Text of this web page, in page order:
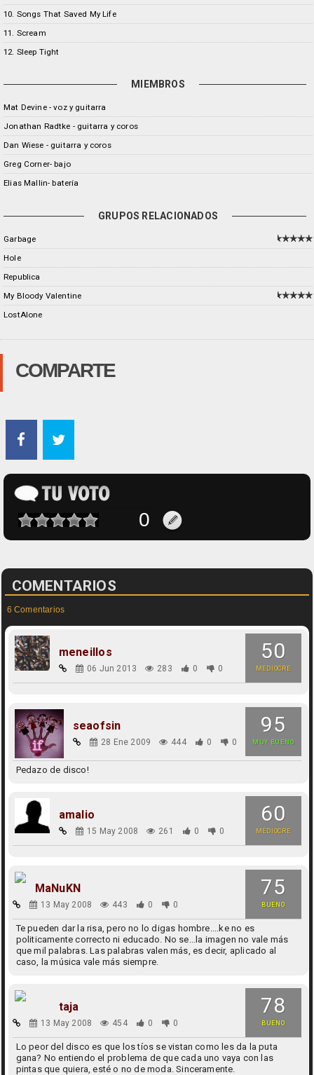
10. Songs That Saved My Life
11. Scream
12. Sleep Tight
MIEMBROS
Mat Devine - voz y guitarra
Jonathan Radtke - guitarra y coros
Dan Wiese - guitarra y coros
Greg Corner- bajo
Elias Mallin- batería
GRUPOS RELACIONADOS
Garbage
Hole
Republica
My Bloody Valentine
LostAlone
COMPARTE
COMENTARIOS
6 Comentarios
50
MEDIOCRE
meneillos
06 Jun 2013 283 0 0
95
MUY BUENO
seaofsin
28 Ene 2009 444 0 0
Pedazo de disco!
60
MEDIOCRE
amalio
15 May 2008 261 0 0
75
BUENO
MaNuKN
13 May 2008 443 0 0
Te pueden dar la risa, pero no lo digas hombre....ke no es
politicamente correcto ni educado. No se...la imagen no vale más
que mil palabras. Las palabras valen más, es decir, aplicado al
caso, la música vale más siempre.
78
BUENO
taja
13 May 2008 454 0 0
Lo peor del disco es que los tíos se vistan como les da la puta
gana? No entiendo el problema de que cada uno vaya con las
pintas que quiera, esté o no de moda. Sinceramente.